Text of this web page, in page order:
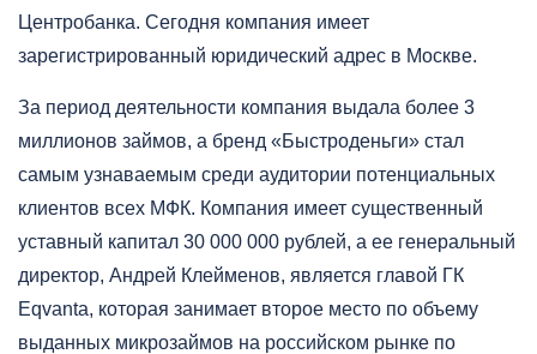
Центробанка. Сегодня компания имеет
зарегистрированный юридический адрес в Москве.
За период деятельности компания выдала более 3
миллионов займов, а бренд «Быстроденьги» стал
самым узнаваемым среди аудитории потенциальных
клиентов всех МФК. Компания имеет существенный
уставный капитал 30 000 000 рублей, а ее генеральный
директор, Андрей Клейменов, является главой ГК
Eqvanta, которая занимает второе место по объему
выданных микрозаймов на российском рынке по